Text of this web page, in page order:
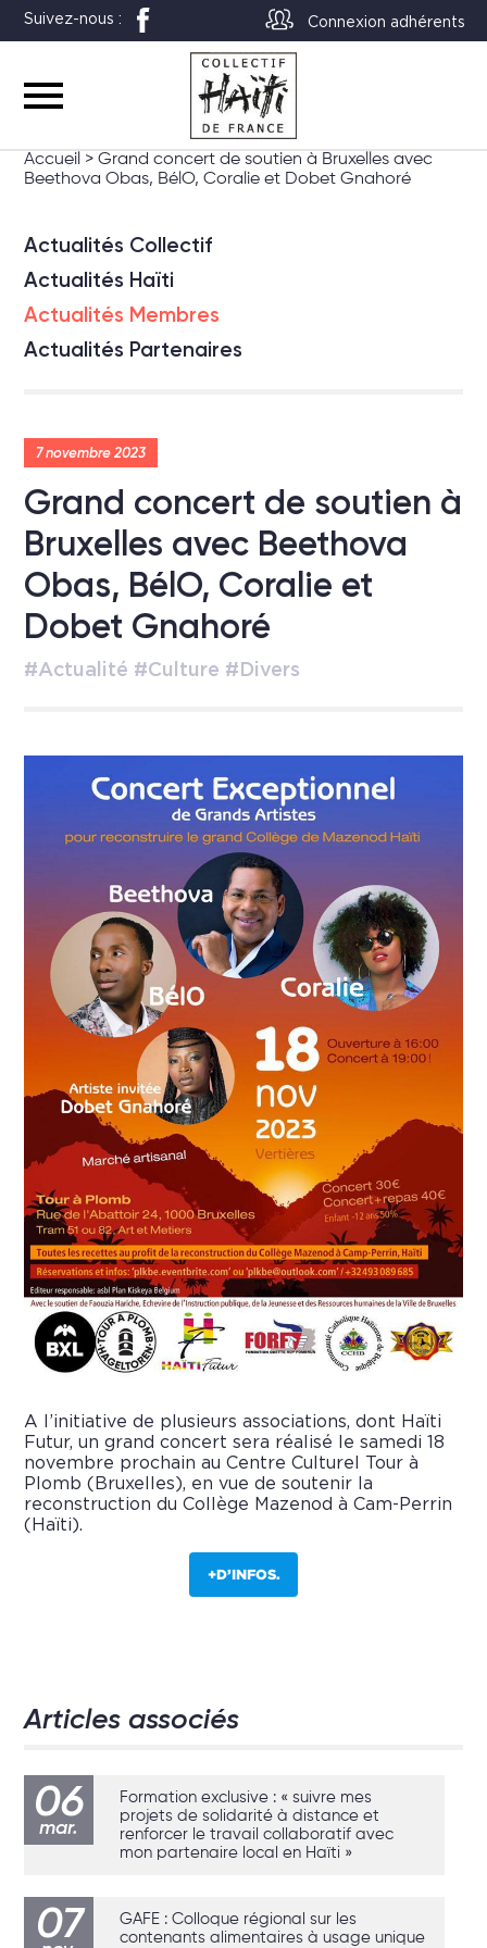
Suivez-nous : Connexion adhérents
Accueil >Grand concert de soutien à Bruxelles avec
Beethova Obas, BélO, Coralie et Dobet Gnahoré
Actualités Collectif
Actualités Haïti
Actualités Membres
Actualités Partenaires
7 novembre 2023
Grand concert de soutien à
Bruxelles avec Beethova
Obas, BélO, Coralie et
Dobet Gnahoré
#Actualité #Culture #Divers
A l’initiative de plusieurs associations, dont Haïti
Futur, un grand concert sera réalisé le samedi 18
novembre prochain au Centre Culturel Tour à
Plomb (Bruxelles), en vue de soutenir la
reconstruction du Collège Mazenod à Cam-Perrin
(Haïti).
+D’INFOS.
Articles associés
06
mar.
Formation exclusive : « suivre mes
projets de solidarité à distance et
renforcer le travail collaboratif avec
mon partenaire local en Haïti »
07
GAFE : Colloque régional sur les
contenants alimentaires à usage unique